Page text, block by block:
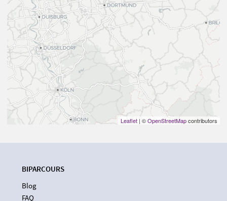
Leaflet | ©OpenStreetMapcontributors
BIPARCOURS
Blog
FAQ